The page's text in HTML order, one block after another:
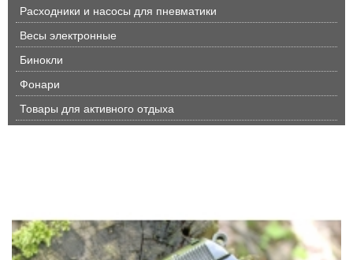
Расходники и насосы для пневматики
Весы электронные
Бинокли
Фонари
Товары для активного отдыха